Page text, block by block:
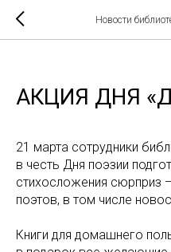
Новости
АКЦИЯ ДНЯ
21 марта сотрудники
в честь Дня поэзии
стихосложения сюрприз
поэтов, в том числе
Книги для домашнего